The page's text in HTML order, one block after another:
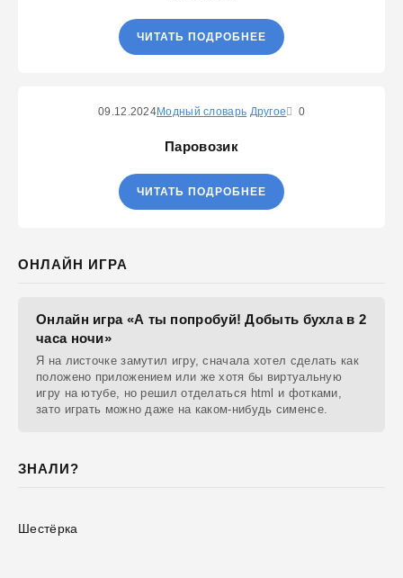
ЧИТАТЬ ПОДРОБНЕЕ
09.12.2024Модный словарь Другое 0
Паровозик
ЧИТАТЬ ПОДРОБНЕЕ
ОНЛАЙН ИГРА
Онлайн игра «А ты попробуй! Добыть бухла в 2
часа ночи»
Я на листочке замутил игру, сначала хотел сделать как
положено приложением или же хотя бы виртуальную
игру на ютубе, но решил отделаться html и фотками,
зато играть можно даже на каком-нибудь сименсе.
ЗНАЛИ?
Шестёрка